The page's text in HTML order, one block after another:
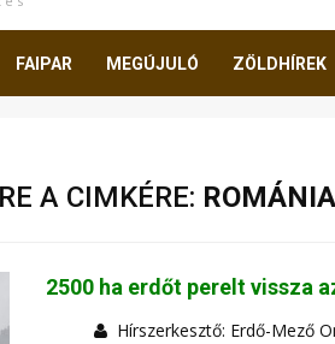
FAIPAR MEGÚJULÓ ZÖLDHÍREK
A CIMKÉRE: ROMÁNIA
2500 ha erdőt perelt vissza
Hírszerkesztő: Erdő-Mező